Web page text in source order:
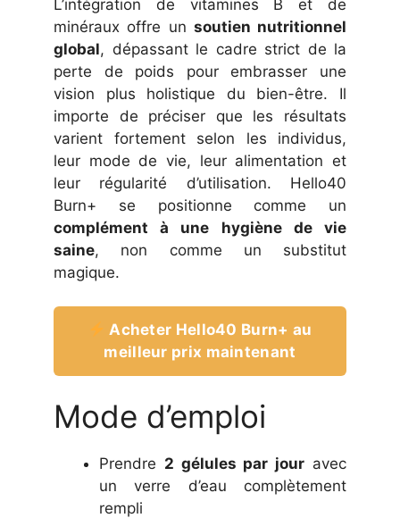
L’intégration de vitamines B et de
minéraux offre un soutien nutritionnel
global, dépassant le cadre strict de la
perte de poids pour embrasser une
vision plus holistique du bien-être. Il
importe de préciser que les résultats
varient fortement selon les individus,
leur mode de vie, leur alimentation et
leur régularité d’utilisation. Hello40
Burn+ se positionne comme un
complément à une hygiène de vie
saine, non comme un substitut
magique.
Acheter Hello40 Burn+ au
meilleur prix maintenant
Mode d’emploi
Prendre 2 gélules par jour avec
un verre d’eau complètement
rempli